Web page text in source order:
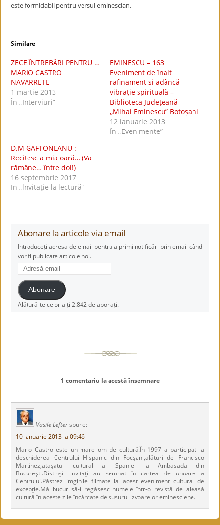
este formidabil pentru versul eminescian.
Similare
ZECE ÎNTREBĂRI PENTRU …
MARIO CASTRO
NAVARRETE
1 martie 2013
În „Interviuri”
EMINESCU – 163.
Eveniment de înalt
rafinament si adâncă
vibrație spirituală –
Biblioteca Județeană
,,Mihai Eminescu” Botoșani
12 ianuarie 2013
În „Evenimente”
D.M GAFTONEANU :
Recitesc a mia oară… (Va
rămâne… între doi!)
16 septembrie 2017
În „lnvitaţie la lectură”
Abonare la articole via email
Introduceți adresa de email pentru a primi notificări prin email când
vor fi publicate articole noi.
Adresă
email
Abonare
Alătură-te celorlalți 2.842 de abonați.
1 comentariu la acestă însemnare
Vasile Lefter spune:
10 ianuarie 2013 la 09:46
Mario Castro este un mare om de cultură.În 1997 a participat la
deschiderea Centrului Hispanic din Focşani,alături de Francisco
Martinez,ataşatul cultural al Spaniei la Ambasada din
Bucureşti.Distinşii invitaţi au semnat în cartea de onoare a
Centrului.Păstrez imginile filmate la acest eveniment cultural de
excepţie.Mă bucur să-i regăsesc numele într-o revistă de aleasă
cultură în aceste zile încărcate de susurul izvoarelor eminesciene.